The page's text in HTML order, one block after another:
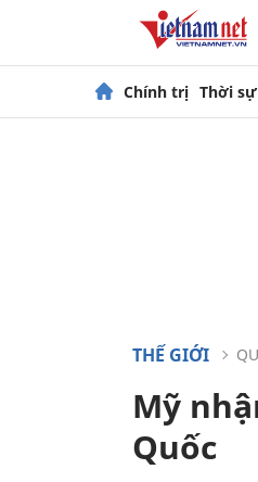
Chính trị Thời sự
THẾ GIỚI
Mỹ
Quốc